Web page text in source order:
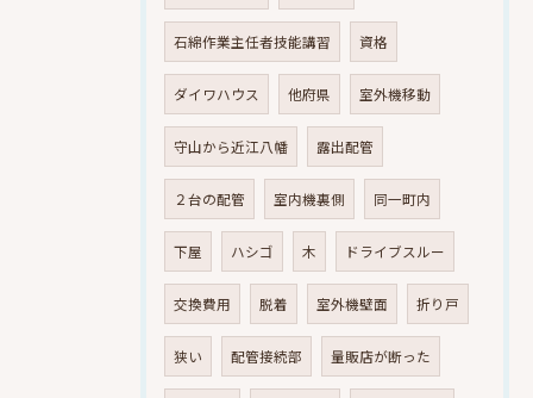
石綿作業主任者技能講習 資格
ダイワハウス 他府県 室外機移動
守山から近江八幡 露出配管
２台の配管 室内機裏側 同一町内
下屋 ハシゴ 木 ドライブスルー
交換費用 脱着 室外機壁面 折り戸
狭い 配管接続部 量販店が断った